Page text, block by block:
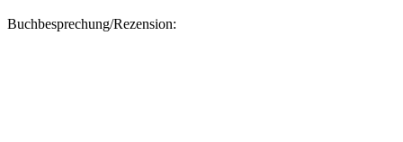
Buchbesprechung/Rezension: